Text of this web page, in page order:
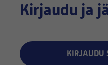
Kirjaudu ja
KIRJAUDU